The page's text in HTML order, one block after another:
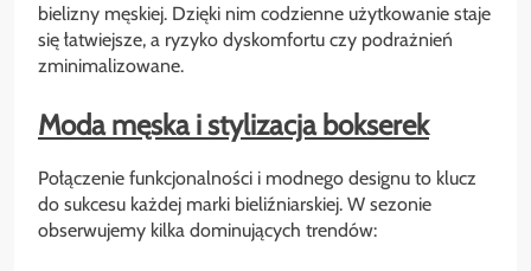
bielizny męskiej. Dzięki nim codzienne użytkowanie staje
się łatwiejsze, a ryzyko dyskomfortu czy podrażnień
zminimalizowane.
Moda męska i stylizacja bokserek
Połączenie funkcjonalności i modnego designu to klucz
do sukcesu każdej marki bieliźniarskiej. W sezonie
obserwujemy kilka dominujących trendów: